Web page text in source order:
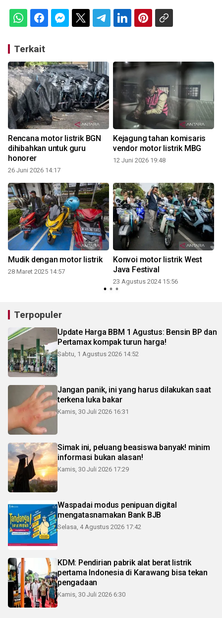
Terkait
Rencana motor listrik BGN
dihibahkan untuk guru
honorer
26 Juni 2026 14:17
Kejagung tahan komisaris
vendor motor listrik MBG
12 Juni 2026 19:48
Mudik dengan motor listrik
28 Maret 2025 14:57
Konvoi motor listrik West
Java Festival
23 Agustus 2024 15:56
Terpopuler
Update Harga BBM 1 Agustus: Bensin BP dan
Pertamax kompak turun harga!
Sabtu, 1 Agustus 2026 14:52
Jangan panik, ini yang harus dilakukan saat
terkena luka bakar
Kamis, 30 Juli 2026 16:31
Simak ini, peluang beasiswa banyak! minim
informasi bukan alasan!
Kamis, 30 Juli 2026 17:29
Waspadai modus penipuan digital
mengatasnamakan Bank BJB
Selasa, 4 Agustus 2026 17:42
KDM: Pendirian pabrik alat berat listrik
pertama Indonesia di Karawang bisa tekan
pengadaan
Kamis, 30 Juli 2026 6:30